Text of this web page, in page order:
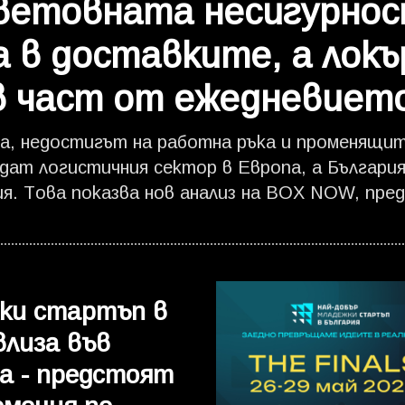
в доставките, а
от
недостигът на работна ръка и
логистичния сектор в Европа, а
Това показва нов анализ на BOX NOW,
предлагаща автоматизирани услуги
места. Компанията обслужва над 1.8
24/7 решения за получаване и
доставки чрез локъри вече преминават
на онлайн поръчки. Очакванията са още
търговия у нас да бъдат насочвани към
„Ставаме свидетели на една от най-
стартъп в
във
- предстоят